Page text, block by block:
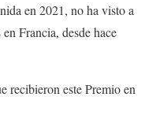
en 2021, no ha visto a
Francia, desde hace
recibieron este Premio en